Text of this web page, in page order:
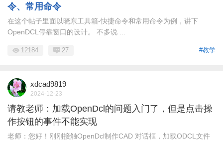
令、常用命令
在这个帖子里面以晓东工具箱-快捷命令和常用命令为例，讲下
OpenDCL停靠窗口的设计。 不多说 ...
#教学
12184 27
xdcad9819
2024-12-23
请教老师：加载OpenDcl的问题入门了，但是点击操
作按钮的事件不能实现
老师：您好！刚刚接触OpenDcl制作CAD 对话框，加载ODCL文件